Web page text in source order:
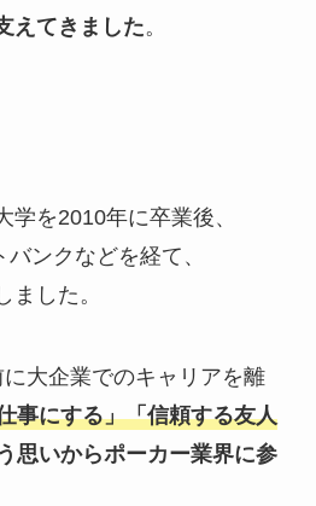
えてきました。
学を2010年に卒業後、
ンクなどを経て、
ました。
大企業でのキャリアを離
事にする」「信頼する友人
思いからポーカー業界に参